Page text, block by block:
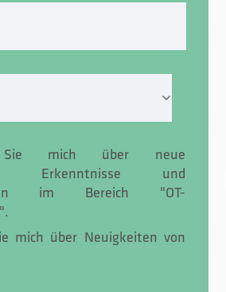
Sie mich über neue
Erkenntnisse und
im Bereich "OT-
mich über Neuigkeiten von